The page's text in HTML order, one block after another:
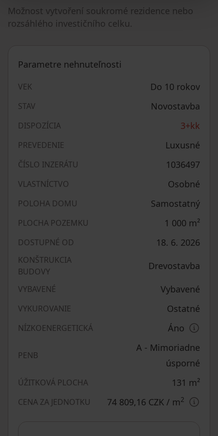
Možnost vytvoření soukromé rezidence nebo
rozsáhlého investičního celku.
Parametre nehnuteľnosti
VEK Do 10 rokov
STAV Novostavba
DISPOZÍCIA 3+kk
PREVEDENIE Luxusné
ČÍSLO INZERÁTU 1036497
VLASTNÍCTVO Osobné
POLOHA DOMU Samostatný
PLOCHA POZEMKU 1 000 m²
DOSTUPNÉ OD 18. 6. 2026
KONŠTRUKCIA
BUDOVY
Drevostavba
VYBAVENÉ Vybavené
VYKUROVANIE Ostatné
NÍZKOENERGETICKÁ Áno
PENB
A - Mimoriadne
úsporné
ÚŽITKOVÁ PLOCHA 131 m²
CENA ZA JEDNOTKU 74 809,16 CZK / m2